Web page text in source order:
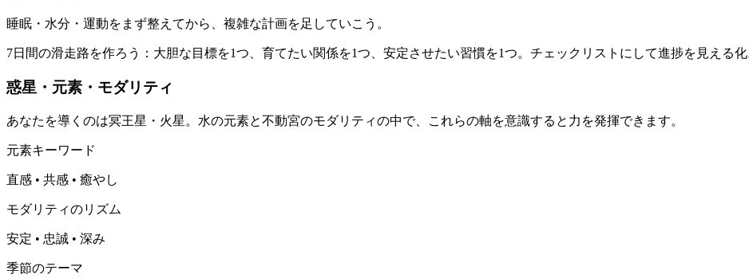
睡眠・水分・運動をまず整えてから、複雑な計画を足していこう。
7日間の滑走路を作ろう：大胆な目標を1つ、育てたい関係を1つ、安定させたい習慣を1つ。チェックリストにして進捗を見える化
惑星・元素・モダリティ
あなたを導くのは冥王星・火星。水の元素と不動宮のモダリティの中で、これらの軸を意識すると力を発揮できます。
元素キーワード
直感 • 共感 • 癒やし
モダリティのリズム
安定 • 忠誠 • 深み
季節のテーマ